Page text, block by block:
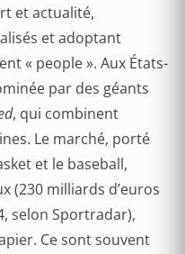
et actualité,
et adoptant
« people ». Aux États-
par des géants
, qui combinent
Le marché, porté
et le baseball,
(230 milliards d’euros
selon Sportradar),
Ce sont souvent